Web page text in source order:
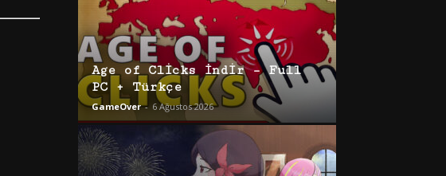
Age of Clicks İndir – Full
PC + Türkçe
GameOver - 6 Ağustos 2026